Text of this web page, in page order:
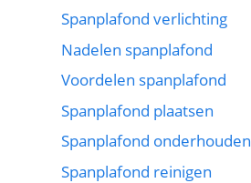
Spanplafond verlichting
Nadelen spanplafond
Voordelen spanplafond
Spanplafond plaatsen
Spanplafond onderhouden
Spanplafond reinigen